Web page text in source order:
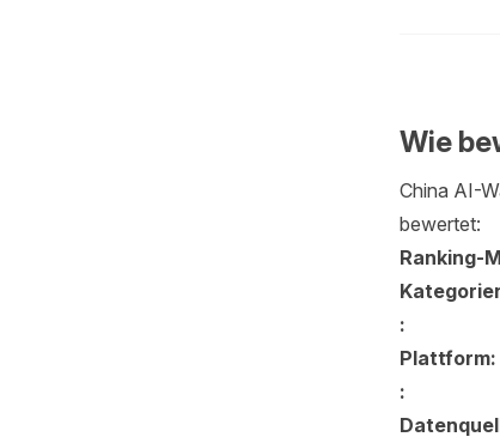
Wie
China AI-
bewertet:
Ranking-
:
Plattform:
: